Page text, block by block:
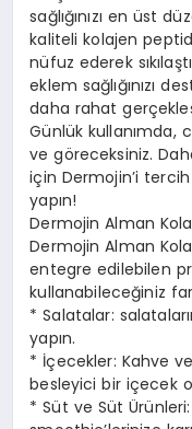
sağlığınızı en üst
kaliteli kolajen
nüfuz ederek
eklem sağlığınızı
daha rahat
Günlük kullanımda,
ve göreceksiniz.
için Dermojin’i tercih
yapın!
Dermojin Alman
Dermojin Alman
entegre edilebilen
kullanabileceğiniz
* Salatalar:
yapın.
* İçecekler: Kahve
besleyici bir içecek
* Süt ve Süt